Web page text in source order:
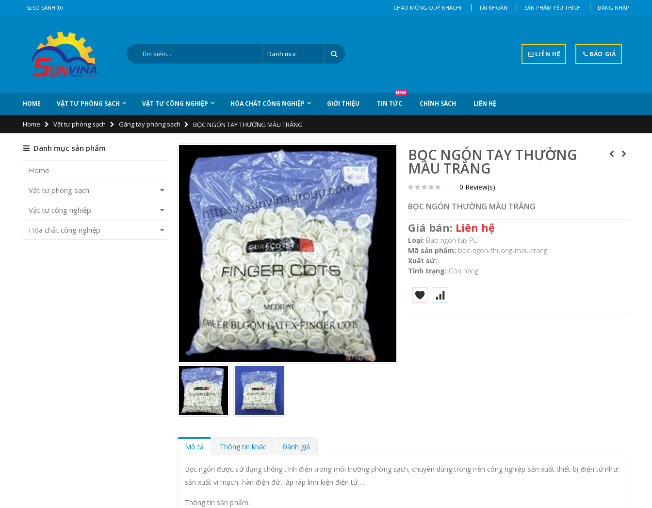
SO SÁNH (0) TÀI KHOẢN SẢN PHẨM YÊU THÍCH ĐĂNG NHẬP
CHÀO MỪNG QUÝ KHÁCH!
LIÊN HỆ BÁO GIÁ
HOME VẬT TƯ PHÒNG SẠCH VẬT TƯ CÔNG NGHIỆP HÓA CHẤT CÔNG NGHIỆP GIỚI THIỆU TIN TỨC
NEW
CHÍNH SÁCH LIÊN HỆ
Home Vật tư phòng sạch Găng tay phòng sạch BỌC NGÓN TAY THƯỜNG MÀU TRẮNG
BỌC NGÓN TAY THƯỜNG
MÀU TRẮNG
0 Review(s)
BỌC NGÓN THƯỜNG MÀU TRẮNG
Giá bán: Liên hệ
Loại: Bao ngón tay PU
Mã sản phẩm: boc-ngon-thuong-mau-trang
Xuất sứ:
Tình trạng: Còn hàng
Mô tả Thông tin khác Đánh giá
Bọc ngón được sử dụng chống tĩnh điện trong môi trường phòng sạch, chuyên dùng trong nền công nghiệp sản xuất thiết bị điện tử như:
sản xuất vi mạch, hàn điện đử, lắp ráp linh kiện điện tử….
Thông tin sản phẩm:
Danh mục sản phẩm
Home
Vật tư phòng sạch
Vật tư công nghiệp
Hóa chất công nghiệp